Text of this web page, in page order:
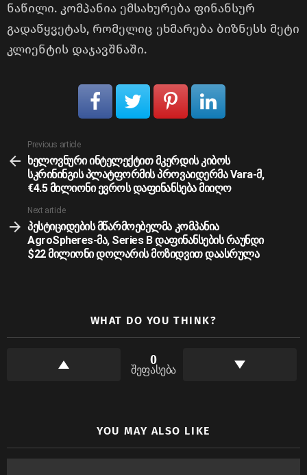
ნაწილი. კომპანია ემსახურება ფინანსურ
გადაწყვეტას, რომელიც ეხმარება ბიზნესს მეტი
კლიენტის დაჯავშნაში.
more
Previous article
ხელოვნური ინტელექტით მკერდის კიბოს
სკრინინგის პლატფორმის პროვაიდერმა Vara-მ,
€4.5 მილიონი ევროს დაფინანსება მიიღო
Next article
პესტიციდების მწარმოებელმა კომპანია
AgroSpheres-მა, Series B დაფინანსების რაუნდი
$22 მილიონი დოლარის მოზიდვით დაასრულა
WHAT DO YOU THINK?
0
შეფასება
YOU MAY ALSO LIKE